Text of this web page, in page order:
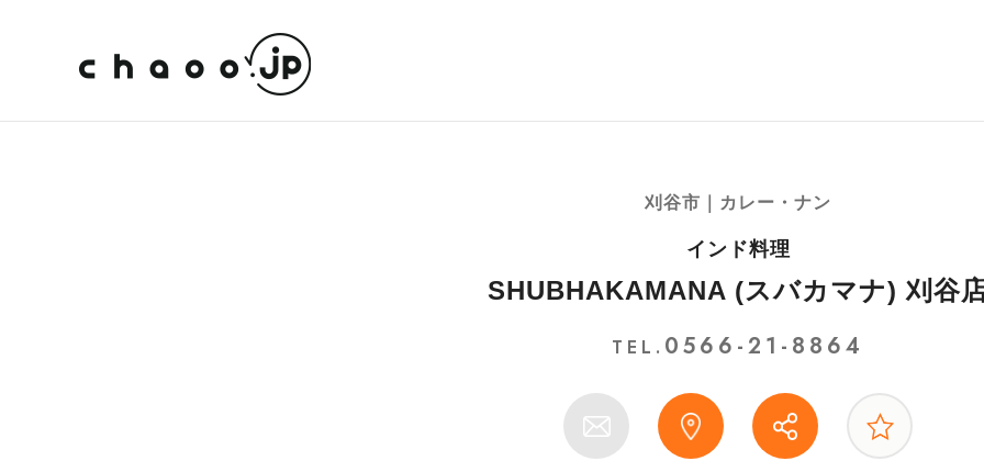
刈谷市｜カレー・ナン
インド料理
SHUBHAKAMANA (スバカマナ) 刈谷
TEL. 0566-21-8864